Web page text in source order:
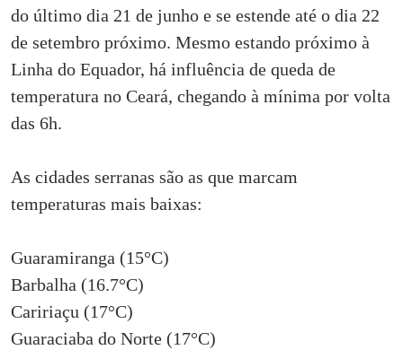
do último dia 21 de junho e se estende até o dia 22
de setembro próximo. Mesmo estando próximo à
Linha do Equador, há influência de queda de
temperatura no Ceará, chegando à mínima por volta
das 6h.
As cidades serranas são as que marcam
temperaturas mais baixas:
Guaramiranga (15°C)
Barbalha (16.7°C)
Caririaçu (17°C)
Guaraciaba do Norte (17°C)